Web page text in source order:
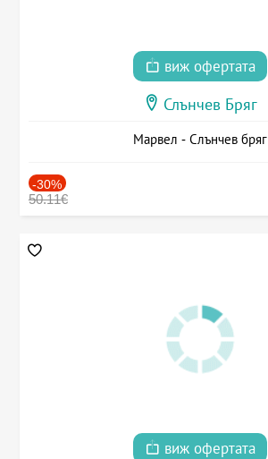
виж офертата
Слънчев Бряг
Марвел - Слънчев бряг
-30%
50.11€
виж офертата